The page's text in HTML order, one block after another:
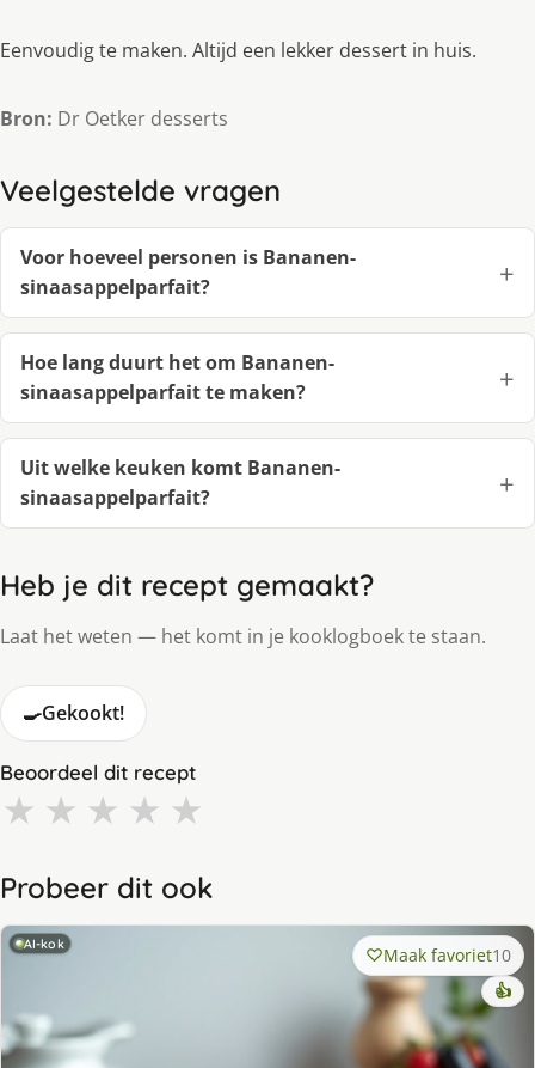
Eenvoudig te maken. Altijd een lekker dessert in huis.
Bron: Dr Oetker desserts
Veelgestelde vragen
Voor hoeveel personen is Bananen-
sinaasappelparfait?
Hoe lang duurt het om Bananen-
sinaasappelparfait te maken?
Uit welke keuken komt Bananen-
sinaasappelparfait?
Heb je dit recept gemaakt?
Laat het weten — het komt in je kooklogboek te staan.
🍳Gekookt!
Beoordeel dit recept
★ ★ ★ ★ ★
Probeer dit ook
AI-kok Maak favoriet10
👍